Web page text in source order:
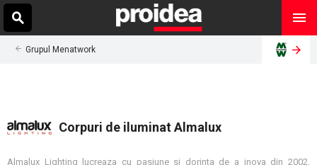
Grupul Menatwork
Corpuri de iluminat Almalux
Almalux Lighting lucreaza cu pasiune si dorinta de a inova din 2002,